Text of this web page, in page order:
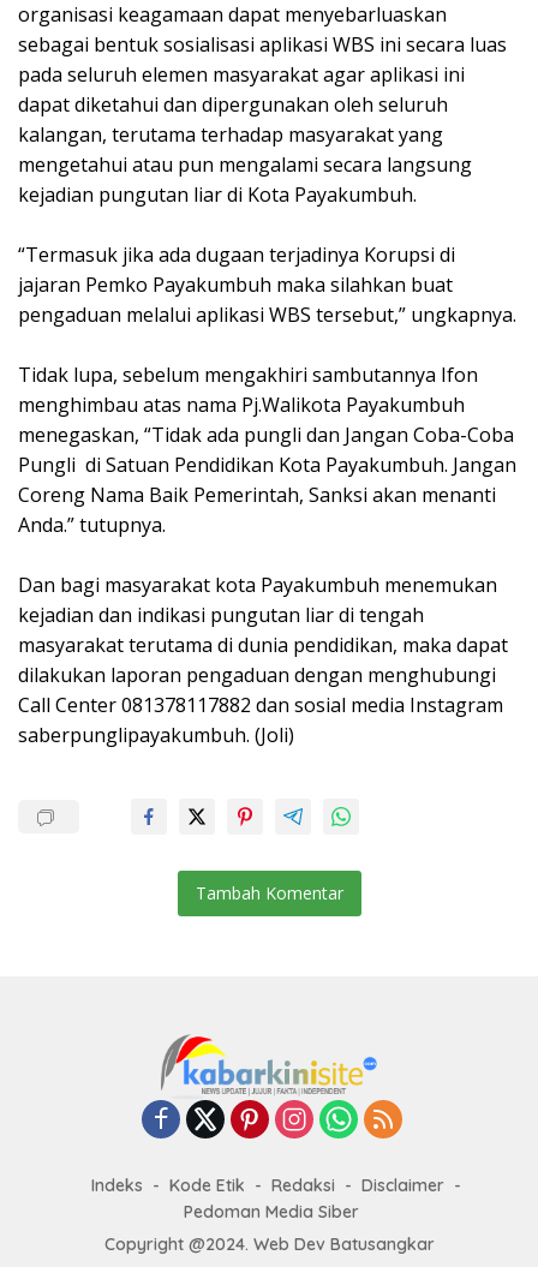
organisasi keagamaan dapat menyebarluaskan
sebagai bentuk sosialisasi aplikasi WBS ini secara luas
pada seluruh elemen masyarakat agar aplikasi ini
dapat diketahui dan dipergunakan oleh seluruh
kalangan, terutama terhadap masyarakat yang
mengetahui atau pun mengalami secara langsung
kejadian pungutan liar di Kota Payakumbuh.
“Termasuk jika ada dugaan terjadinya Korupsi di
jajaran Pemko Payakumbuh maka silahkan buat
pengaduan melalui aplikasi WBS tersebut,” ungkapnya.
Tidak lupa, sebelum mengakhiri sambutannya Ifon
menghimbau atas nama Pj.Walikota Payakumbuh
menegaskan, “Tidak ada pungli dan Jangan Coba-Coba
Pungli di Satuan Pendidikan Kota Payakumbuh. Jangan
Coreng Nama Baik Pemerintah, Sanksi akan menanti
Anda.” tutupnya.
Dan bagi masyarakat kota Payakumbuh menemukan
kejadian dan indikasi pungutan liar di tengah
masyarakat terutama di dunia pendidikan, maka dapat
dilakukan laporan pengaduan dengan menghubungi
Call Center 081378117882 dan sosial media Instagram
saberpunglipayakumbuh. (Joli)
Tambah Komentar
Indeks Kode Etik Redaksi
Disclaimer
Pedoman Media Siber
Copyright @2024. Web Dev Batusangkar